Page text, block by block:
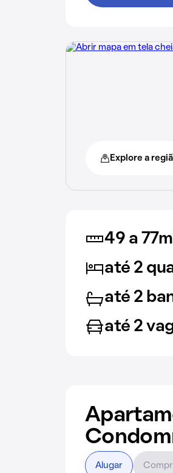
Explore a
49 a
até 2
até 2
até 2
Alugar